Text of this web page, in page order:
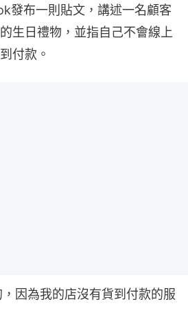
發布一則貼文，講述一名顧客
生日禮物，並指自己不會線上
付款。
，因為我的店沒有貨到付款的服